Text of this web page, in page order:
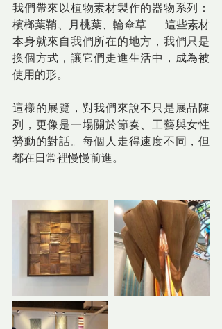
我們帶來以植物素材製作的器物系列：
檳榔葉鞘、月桃葉、輪傘草——這些素材
本身就來自我們所在的地方，我們只是
換個方式，讓它們走進生活中，成為被
使用的形。
這樣的展覽，對我們來說不只是展品陳
列，更像是一場關於節奏、工藝與女性
勞動的對話。每個人走得速度不同，但
都在日常裡慢慢前進。